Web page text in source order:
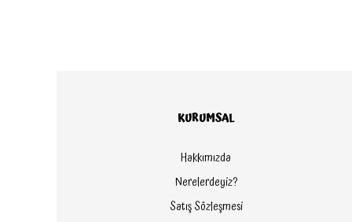
KURUMSAL
Hakkımızda
Nerelerdeyiz?
Satış Sözleşmesi